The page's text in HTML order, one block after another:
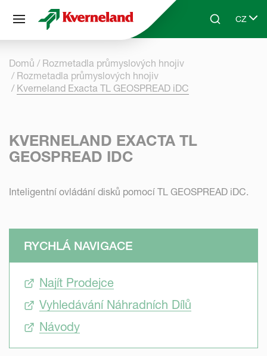
Skip to main contentSearchCZ
Select
Domů
Rozmetadla průmyslových hnojiv
Rozmetadla průmyslových hnojiv
Kverneland Exacta TL GEOSPREAD iDC
KVERNELAND EXACTA TL
GEOSPREAD IDC
Inteligentní ovládání disků pomocí TL GEOSPREAD iDC.
RYCHLÁ NAVIGACE
Najít Prodejce
Vyhledávání Náhradních Dílů
Návody
Panel pro správu cookies